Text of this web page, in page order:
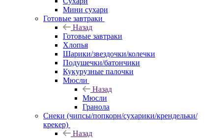
Мини сухари
Готовые завтраки
Назад
Готовые завтраки
Хлопья
Шарики/звездочки/колечки
Подушечки/батончики
Кукурузные палочки
Мюсли
Назад
Мюсли
Гранола
Снеки (чипсы/попкорн/сухарики/крендельки/
крекер)
Назад